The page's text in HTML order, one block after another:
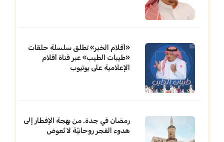
«أقلام الخبر» تطلق سلسلة حلقات
«طيبات الطيب» عبر قناة أقلام
الإعلامية على يوتيوب
رمضان في جدة. من بهجة الإفطار إلى
هدوء الفجر روحانيّة لا تُعوض